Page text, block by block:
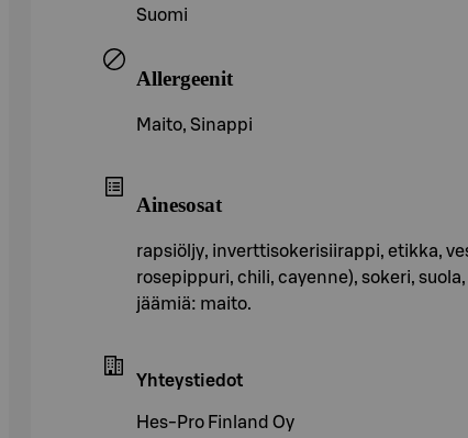
Suomi
Allergeenit
Maito, Sinappi
Ainesosat
rapsiöljy, inverttisokerisiirappi, etikka,
rosepippuri, chili, cayenne), sokeri,
jäämiä: maito.
Yhteystiedot
Hes-Pro Finland Oy